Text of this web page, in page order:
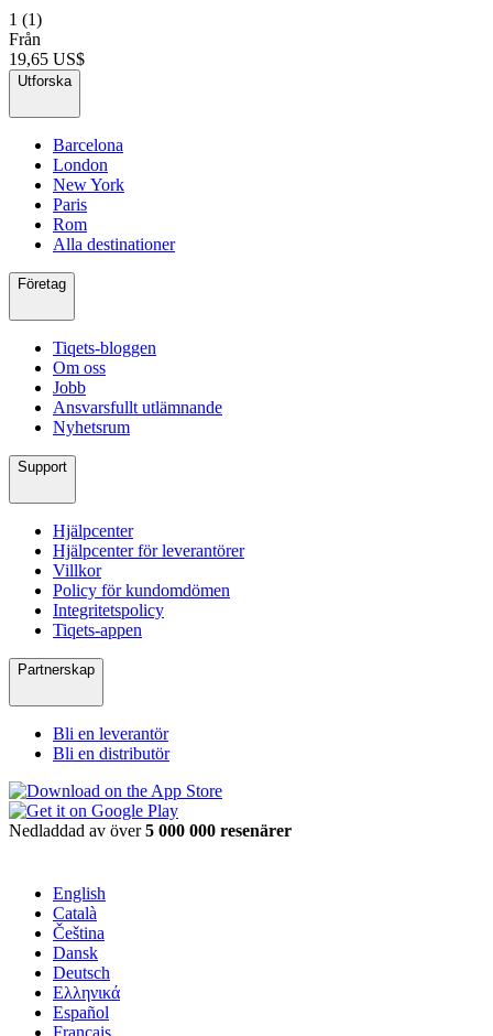
1 (1)
Från
19,65 US$
Utforska
Barcelona
London
New York
Paris
Rom
Alla destinationer
Företag
Tiqets-bloggen
Om oss
Jobb
Ansvarsfullt utlämnande
Nyhetsrum
Support
Hjälpcenter
Hjälpcenter för leverantörer
Villkor
Policy för kundomdömen
Integritetspolicy
Tiqets-appen
Partnerskap
Bli en leverantör
Bli en distributör
Nedladdad av över5 000 000 resenärer
English
Català
Čeština
Dansk
Deutsch
Ελληνικά
Español
Français